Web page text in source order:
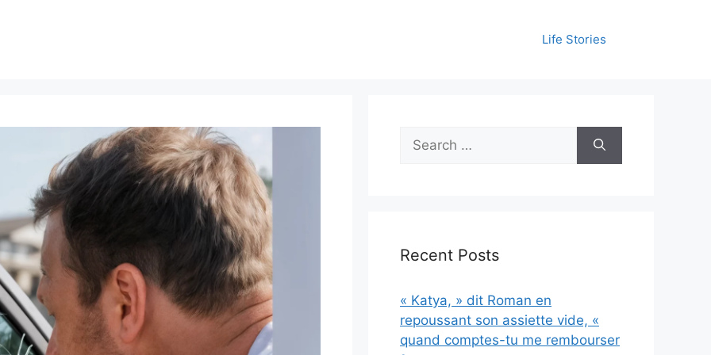
Life Stories
Search
for:
Recent Posts
« Katya, » dit Roman en
repoussant son assiette vide, «
quand comptes-tu me rembourser